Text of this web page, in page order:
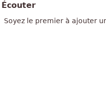
Écouter
Soyez le premier à ajouter